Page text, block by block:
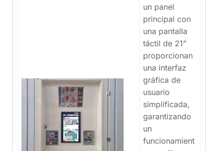
un panel
principal con
una pantalla
táctil de 21”
proporcionan
una interfaz
gráfica de
usuario
simplificada,
garantizando
un
funcionamient